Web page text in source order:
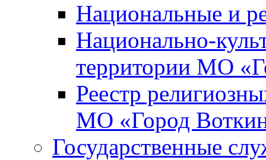
Национальные и
Национально-
территории МО
Реестр
МО «Город
Государственные